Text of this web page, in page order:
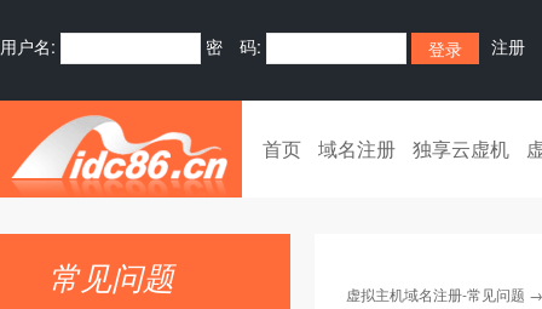
用户名: 密 码: 注册
首页 域名注册 独享云虚机
常见问题 虚拟主机域名注册-常见问题